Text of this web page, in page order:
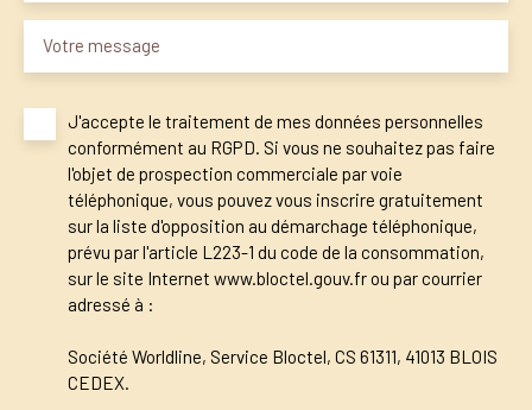
Votre message
J'accepte le traitement de mes données personnelles
conformément au RGPD. Si vous ne souhaitez pas faire
l'objet de prospection commerciale par voie
téléphonique, vous pouvez vous inscrire gratuitement
sur la liste d'opposition au démarchage téléphonique,
prévu par l'article L223-1 du code de la consommation,
sur le site Internet www.bloctel.gouv.fr ou par courrier
adressé à :
Société Worldline, Service Bloctel, CS 61311, 41013 BLOIS
CEDEX.